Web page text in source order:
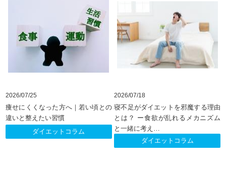
2026/07/25
痩せにくくなった方へ｜若い頃との
違いと整えたい習慣
ダイエットコラム
2026/07/18
寝不足がダイエットを邪魔する理由
とは？ ー食欲が乱れるメカニズム
と一緒に考え …
ダイエットコラム